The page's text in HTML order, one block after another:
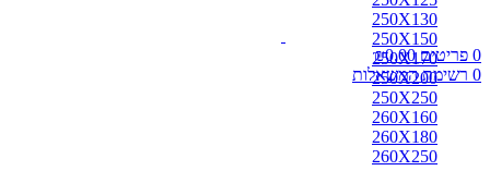
0 פריטים ₪0.00
0 רשימת המשאלות
250X130
250X150
250X170
250X200
250X250
260X160
260X180
260X250